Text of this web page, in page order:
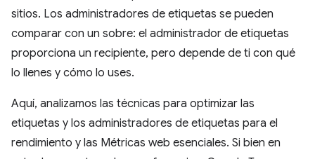
sitios. Los administradores de etiquetas se pueden
comparar con un sobre: el administrador de etiquetas
proporciona un recipiente, pero depende de ti con qué
lo llenes y cómo lo uses.
Aquí, analizamos las técnicas para optimizar las
etiquetas y los administradores de etiquetas para el
rendimiento y las Métricas web esenciales. Si bien en